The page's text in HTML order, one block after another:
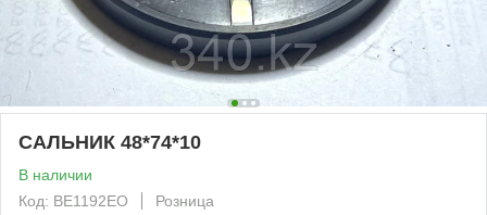
САЛЬНИК 48*74*10
В наличии
Код: BE1192EO
Розница